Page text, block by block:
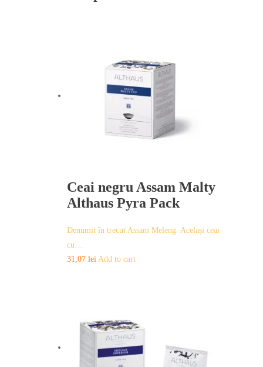
Ceai negru Assam Malty
Althaus Pyra Pack
Denumit în trecut Assam Meleng. Același ceai
cu…
31,07 lei Add to cart